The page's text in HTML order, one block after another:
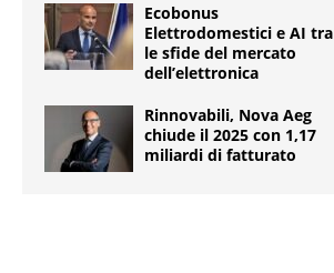
Ecobonus
Elettrodomestici e AI tra
le sfide del mercato
dell’elettronica
Rinnovabili, Nova Aeg
chiude il 2025 con 1,17
miliardi di fatturato